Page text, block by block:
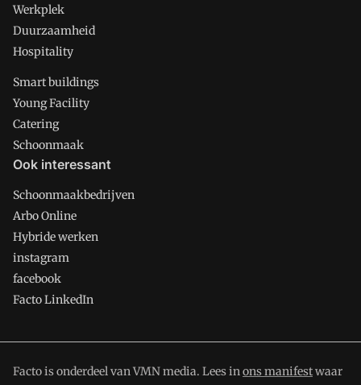
Werkplek
Duurzaamheid
Hospitality
Smart buildings
Young Facility
Catering
Schoonmaak
Ook interessant
Schoonmaakbedrijven
Arbo Online
Hybride werken
instagram
facebook
Facto LinkedIn
Facto is onderdeel van VMN media. Lees inons manifestwaar